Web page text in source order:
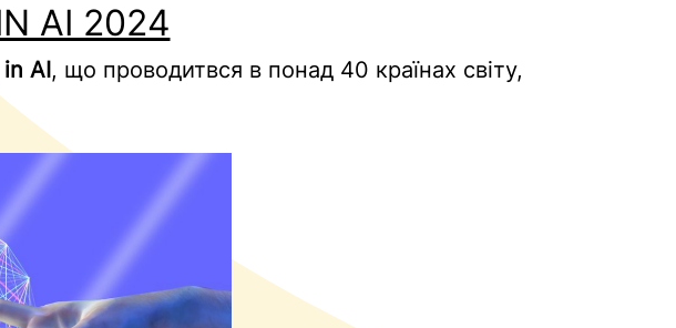
AI 2024
in AI, що проводитвся в понад 40 країнах світу,